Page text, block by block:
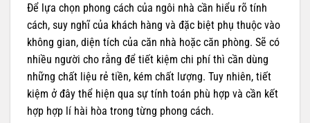
Để lựa chọn phong cách của ngôi nhà cần hiểu rõ tính
cách, suy nghĩ của khách hàng và đặc biệt phụ thuộc vào
không gian, diện tích của căn nhà hoặc căn phòng. Sẽ có
nhiều người cho rằng để tiết kiệm chi phí thì cần dùng
những chất liệu rẻ tiền, kém chất lượng. Tuy nhiên, tiết
kiệm ở đây thể hiện qua sự tính toán phù hợp và cần kết
hợp hợp lí hài hòa trong từng phong cách.